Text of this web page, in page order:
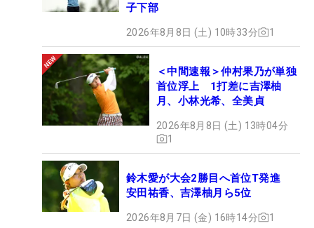
子下部
2026年8月8日 (土) 10時33分 1
＜中間速報＞仲村果乃が単独
首位浮上 1打差に吉澤柚
月、小林光希、全美貞
2026年8月8日 (土) 13時04分
1
鈴木愛が大会2勝目へ首位T発進
安田祐香、吉澤柚月ら5位
2026年8月7日 (金) 16時14分 1